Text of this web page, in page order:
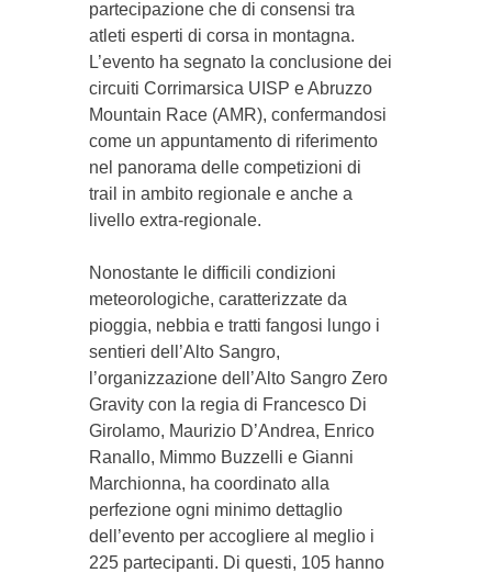
partecipazione che di consensi tra
atleti esperti di corsa in montagna.
L’evento ha segnato la conclusione dei
circuiti Corrimarsica UISP e Abruzzo
Mountain Race (AMR), confermandosi
come un appuntamento di riferimento
nel panorama delle competizioni di
trail in ambito regionale e anche a
livello extra-regionale.
Nonostante le difficili condizioni
meteorologiche, caratterizzate da
pioggia, nebbia e tratti fangosi lungo i
sentieri dell’Alto Sangro,
l’organizzazione dell’Alto Sangro Zero
Gravity con la regia di Francesco Di
Girolamo, Maurizio D’Andrea, Enrico
Ranallo, Mimmo Buzzelli e Gianni
Marchionna, ha coordinato alla
perfezione ogni minimo dettaglio
dell’evento per accogliere al meglio i
225 partecipanti. Di questi, 105 hanno